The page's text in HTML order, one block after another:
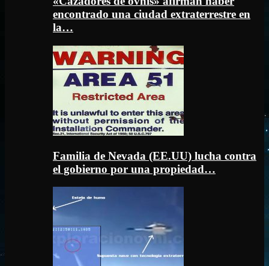
encontrado una ciudad extraterrestre en
la…
Familia de Nevada (EE.UU) lucha contra
el gobierno por una propiedad…